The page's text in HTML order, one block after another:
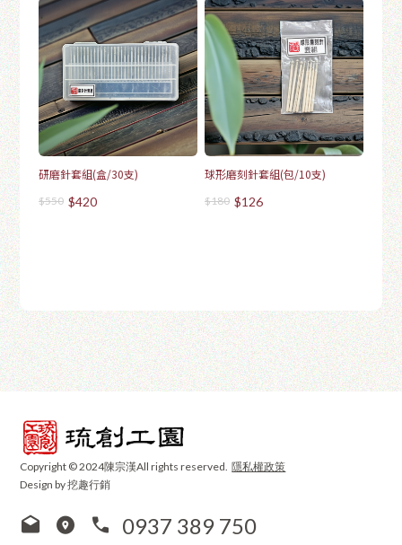
研磨針套組(盒/30支)
$550 $420
球形磨刻針套組(包/10支)
$180 $126
Copyright © 2024陳宗漢All rights reserved.隱私權政策
Design by 挖趣行銷
0937 389 750